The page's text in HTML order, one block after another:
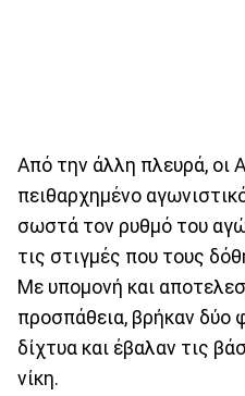
Από την άλλη πλευρά, οι
πειθαρχημένο
σωστά τον ρυθμό του
τις στιγμές που τους
Με υπομονή και
προσπάθεια, βρήκαν δύο
δίχτυα και έβαλαν τις
νίκη.